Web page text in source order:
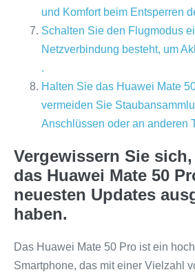
und Komfort beim Entsperren
Schalten Sie den Flugmodus
Netzverbindung besteht, um
.
Halten Sie das Huawei Mate
vermeiden Sie
Anschlüssen oder an anderen
Vergewissern Sie
das Huawei Mate 50
neuesten Updates
haben.
Das Huawei Mate 50 Pro ist ein
Smartphone, das mit einer Vielzahl